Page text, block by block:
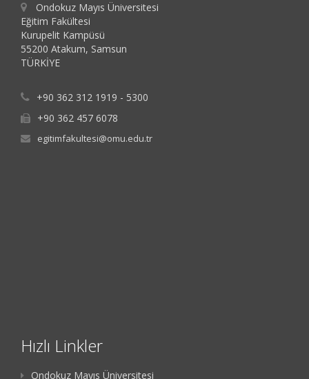
Ondokuz Mayıs Üniversitesi
Eğitim Fakültesi
Kurupelit Kampüsü
55200 Atakum, Samsun
TÜRKİYE
+90 362 312 1919 - 5300
+90 362 457 6078
egitimfakultesi@omu.edu.tr
Hızlı Linkler
Ondokuz Mayıs Üniversitesi